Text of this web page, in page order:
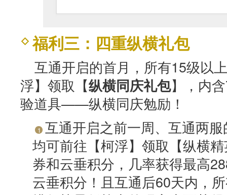
福利三：四重纵横礼包
互通开启的首月，所有15级以
浮】领取【纵横同庆礼包】，内
验道具——纵横同庆勉励！
1 互通开启之前一周、互通两
均可前往【柯浮】领取【纵横
券和云垂积分，几率获得最高
云垂积分！且互通后60天内，